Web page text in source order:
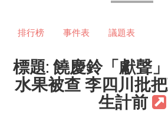
排行榜 事件表 議題表
標題: 饒慶鈴「獻聲
水果被查 李四川批
生計前